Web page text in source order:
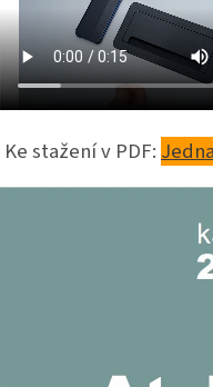
Ke stažení v PDF: